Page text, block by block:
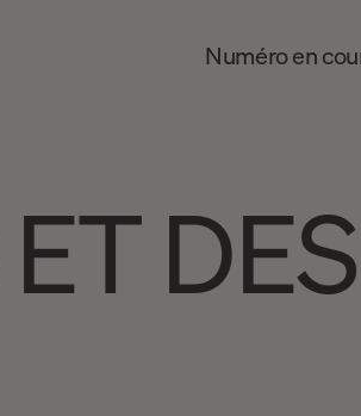
Numéro en